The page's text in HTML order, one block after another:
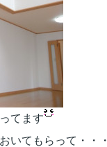
てます
いてもらって・・・